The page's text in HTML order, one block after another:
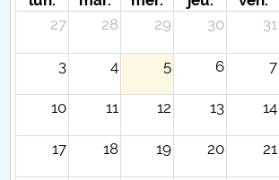
27
28 29 30 31
3 4 5 6 7
10 11 12 13 14
17 18 19 20 21